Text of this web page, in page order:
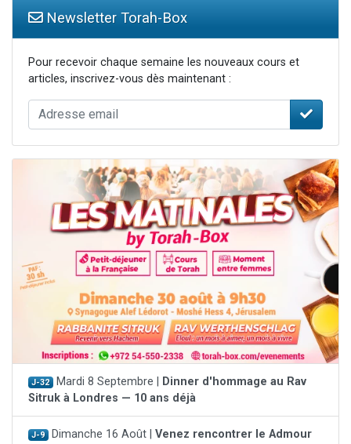
Newsletter Torah-Box
Pour recevoir chaque semaine les nouveaux cours et
articles, inscrivez-vous dès maintenant :
J-32 Mardi 8 Septembre |
Dinner d'hommage au Rav
Sitruk à Londres — 10 ans déjà
J-9 Dimanche 16 Août | Venez rencontrer le Admour